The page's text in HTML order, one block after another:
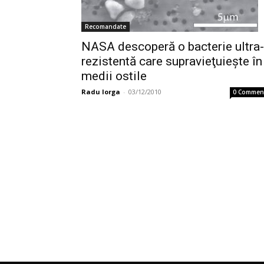
Recomandate
NASA descoperă o bacterie ultra-
rezistentă care supravieţuieşte în
medii ostile
Radu Iorga - 03/12/2010 0